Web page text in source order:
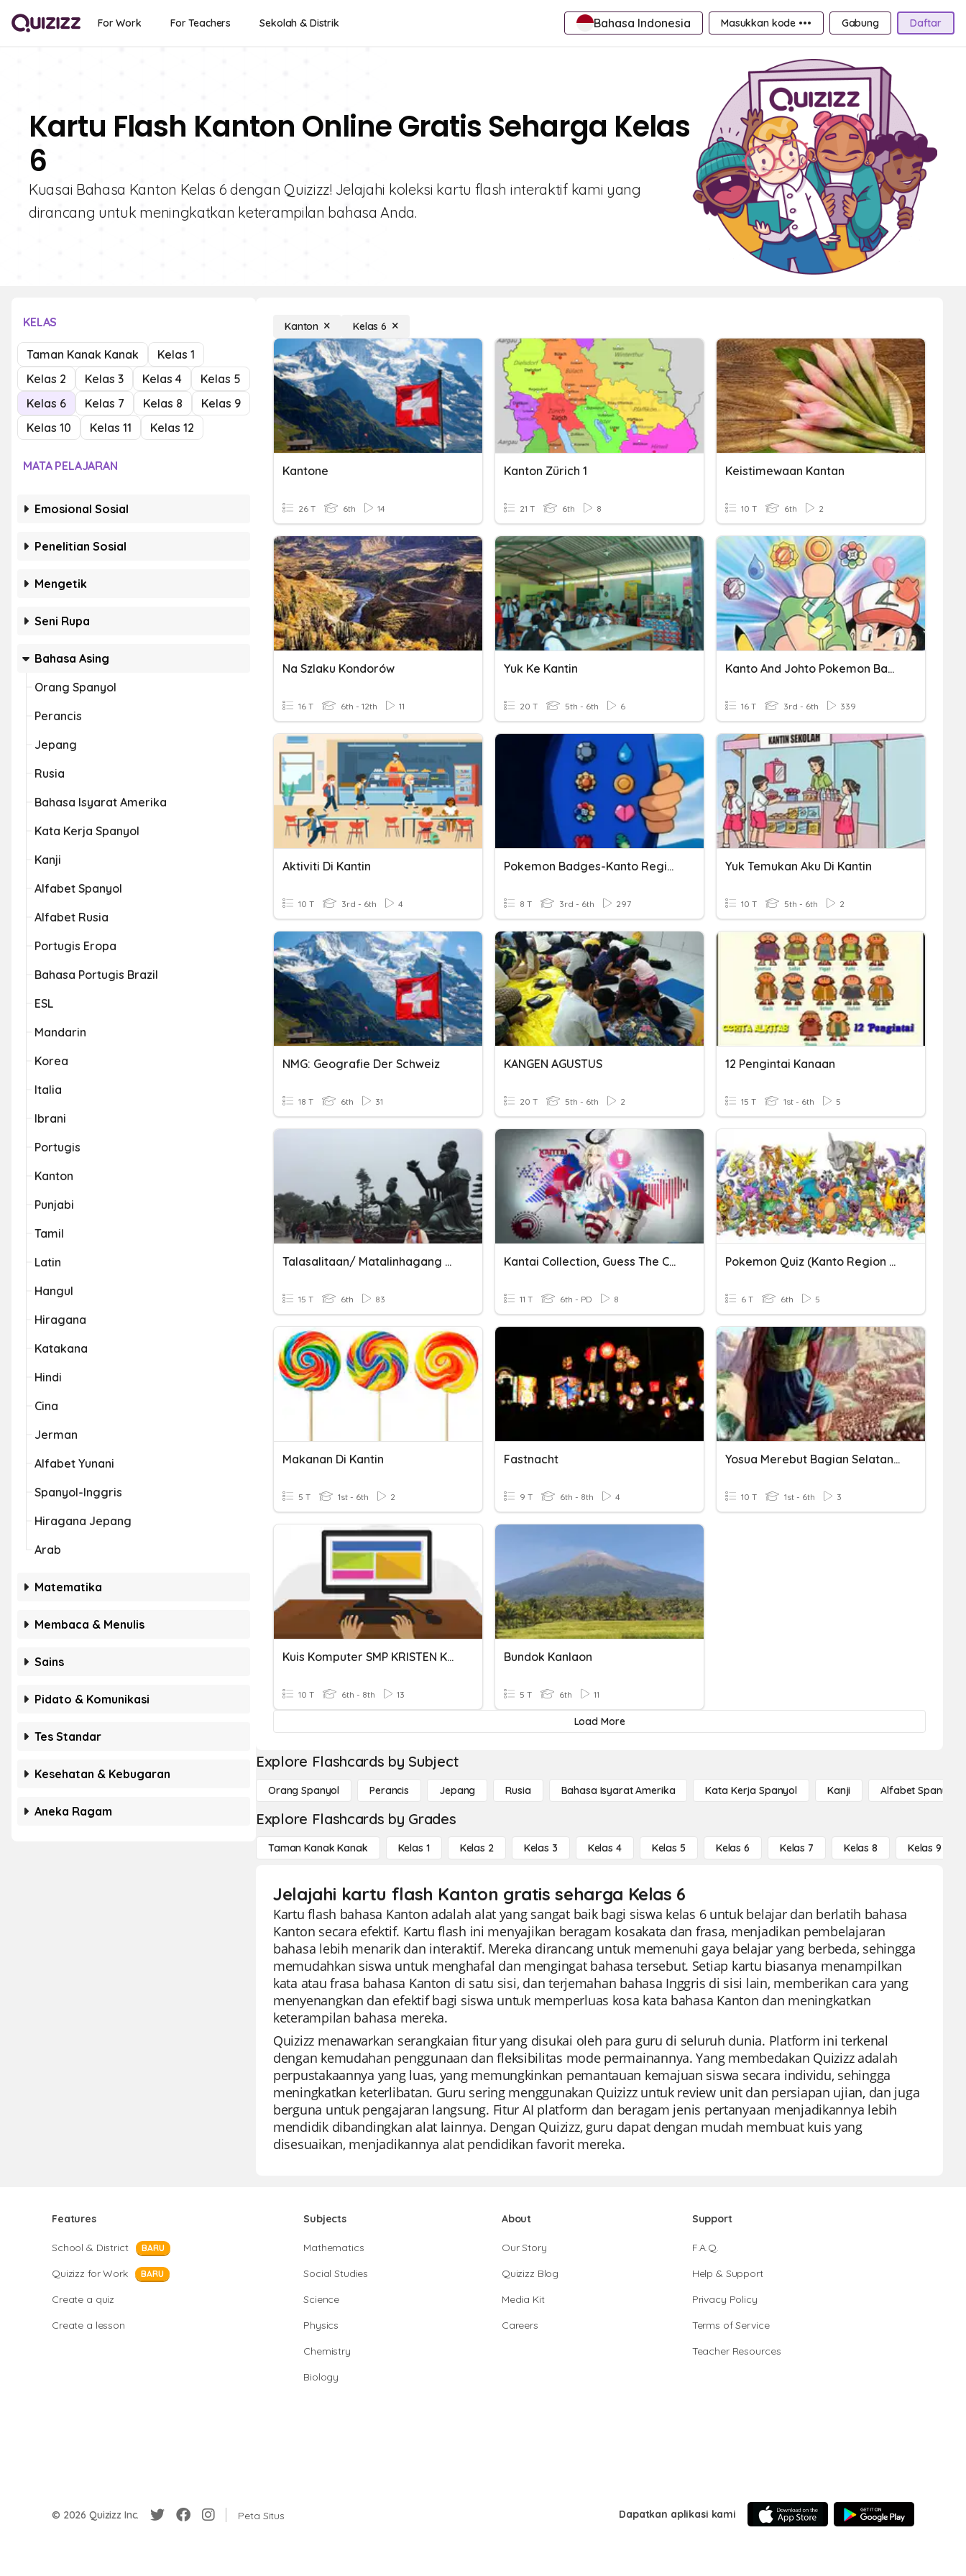
For Work For Teachers Sekolah & Distrik Bahasa Indonesia Masukkan kode ••• Gabung Daftar
Kartu Flash Kanton Online Gratis Seharga Kelas
6
Kuasai Bahasa Kanton Kelas 6 dengan Quizizz! Jelajahi koleksi kartu flash interaktif kami yang
dirancang untuk meningkatkan keterampilan bahasa Anda.
KELAS
Taman Kanak Kanak
Kelas 1
Kelas 2
Kelas 3 Kelas 4
Kelas 5
Kelas 6
Kelas 7 Kelas 8
Kelas 9
Kelas 10
Kelas 11 Kelas 12
MATA PELAJARAN
Emosional Sosial
Penelitian Sosial
Mengetik
Seni Rupa
Bahasa Asing
Orang Spanyol
Perancis
Jepang
Rusia
Bahasa Isyarat Amerika
Kata Kerja Spanyol
Kanji
Alfabet Spanyol
Alfabet Rusia
Portugis Eropa
Bahasa Portugis Brazil
ESL
Mandarin
Korea
Italia
Ibrani
Portugis
Kanton
Punjabi
Tamil
Latin
Hangul
Hiragana
Katakana
Hindi
Cina
Jerman
Alfabet Yunani
Spanyol-Inggris
Hiragana Jepang
Arab
Matematika
Membaca & Menulis
Sains
Pidato & Komunikasi
Tes Standar
Kesehatan & Kebugaran
Aneka Ragam
Kanton Kelas 6
Kantone
26 T 6th 14
Kanton Zürich 1
21 T 6th 8
Keistimewaan Kantan
10 T 6th 2
Na Szlaku Kondorów
16 T 6th - 12th 11
Yuk Ke Kantin
20 T 5th - 6th 6
Kanto And Johto Pokemon Badges
16 T 3rd - 6th 339
Aktiviti Di Kantin
10 T 3rd - 6th 4
Pokemon Badges-Kanto Region
8 T 3rd - 6th 297
Yuk Temukan Aku Di Kantin
10 T 5th - 6th 2
NMG: Geografie Der Schweiz
18 T 6th 31
KANGEN AGUSTUS
20 T 5th - 6th 2
12 Pengintai Kanaan
15 T 1st - 6th 5
Talasalitaan/ Matalinhagang Salita (Bundok Kanlaon)
15 T 6th 83
Kantai Collection, Guess The Character
11 T 6th - PD 8
Pokemon Quiz (Kanto Region Pokemon)
6 T 6th 5
Makanan Di Kantin
5 T 1st - 6th 2
Fastnacht
9 T 6th - 8th 4
Yosua Merebut Bagian Selatan Kanaan
10 T 1st - 6th 3
Kuis Komputer SMP KRISTEN KANAAN TANGERANG
10 T 6th - 8th 13
Bundok Kanlaon
5 T 6th 11
Load More
Explore Flashcards by Subject
Orang Spanyol Perancis Jepang Rusia Bahasa Isyarat Amerika Kata Kerja Spanyol Kanji Alfabet Spanyol
Explore Flashcards by Grades
Taman Kanak Kanak Kelas 1 Kelas 2 Kelas 3 Kelas 4 Kelas 5 Kelas 6 Kelas 7 Kelas 8 Kelas 9
Jelajahi kartu flash Kanton gratis seharga Kelas 6
Kartu flash bahasa Kanton adalah alat yang sangat baik bagi siswa kelas 6 untuk belajar dan berlatih bahasa
Kanton secara efektif. Kartu flash ini menyajikan beragam kosakata dan frasa, menjadikan pembelajaran
bahasa lebih menarik dan interaktif. Mereka dirancang untuk memenuhi gaya belajar yang berbeda, sehingga
memudahkan siswa untuk menghafal dan mengingat bahasa tersebut. Setiap kartu biasanya menampilkan
kata atau frasa bahasa Kanton di satu sisi, dan terjemahan bahasa Inggris di sisi lain, memberikan cara yang
menyenangkan dan efektif bagi siswa untuk memperluas kosa kata bahasa Kanton dan meningkatkan
keterampilan bahasa mereka.
Quizizz menawarkan serangkaian fitur yang disukai oleh para guru di seluruh dunia. Platform ini terkenal
dengan kemudahan penggunaan dan fleksibilitas mode permainannya. Yang membedakan Quizizz adalah
perpustakaannya yang luas, yang memungkinkan pemantauan kemajuan siswa secara individu, sehingga
meningkatkan keterlibatan. Guru sering menggunakan Quizizz untuk review unit dan persiapan ujian, dan juga
berguna untuk pengajaran langsung. Fitur AI platform dan beragam jenis pertanyaan menjadikannya lebih
mendidik dibandingkan alat lainnya. Dengan Quizizz, guru dapat dengan mudah membuat kuis yang
disesuaikan, menjadikannya alat pendidikan favorit mereka.
Features
School & District BARU
Quizizz for Work BARU
Create a quiz
Create a lesson
Subjects
Mathematics
Social Studies
Science
Physics
Chemistry
Biology
About
Our Story
Quizizz Blog
Media Kit
Careers
Support
F.A.Q.
Help & Support
Privacy Policy
Terms of Service
Teacher Resources
© 2026 Quizizz Inc. Peta Situs Dapatkan aplikasi kami